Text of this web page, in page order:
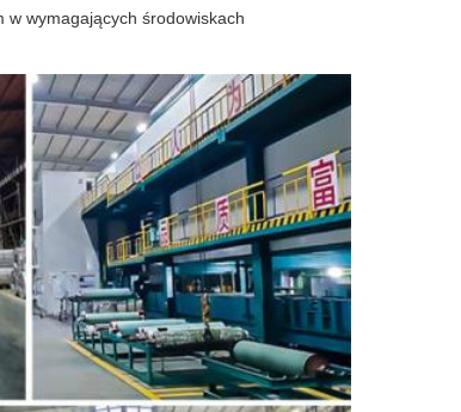
w wymagających środowiskach